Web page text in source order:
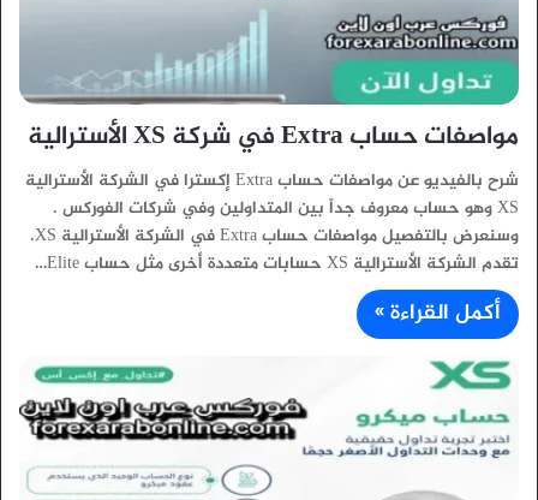
مواصفات حساب Extra في شركة XS الأسترالية
شرح بالفيديو عن مواصفات حساب Extra إكسترا في الشركة الأسترالية
XS وهو حساب معروف جداً بين المتداولين وفي شركات الفوركس .
وسنعرض بالتفصيل مواصفات حساب Extra في الشركة الأسترالية XS.
تقدم الشركة الأسترالية XS حسابات متعددة أخرى مثل حساب Elite…
أكمل القراءة »